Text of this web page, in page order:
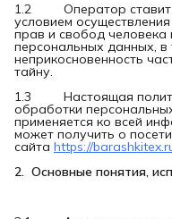
1.2 Оператор ставит
условием
прав и свобод
персональных данных,
неприкосновенность
тайну.
1.3 Настоящая
обработки
применяется ко всей
может получить о
сайта https://
2.  Основные понятия,